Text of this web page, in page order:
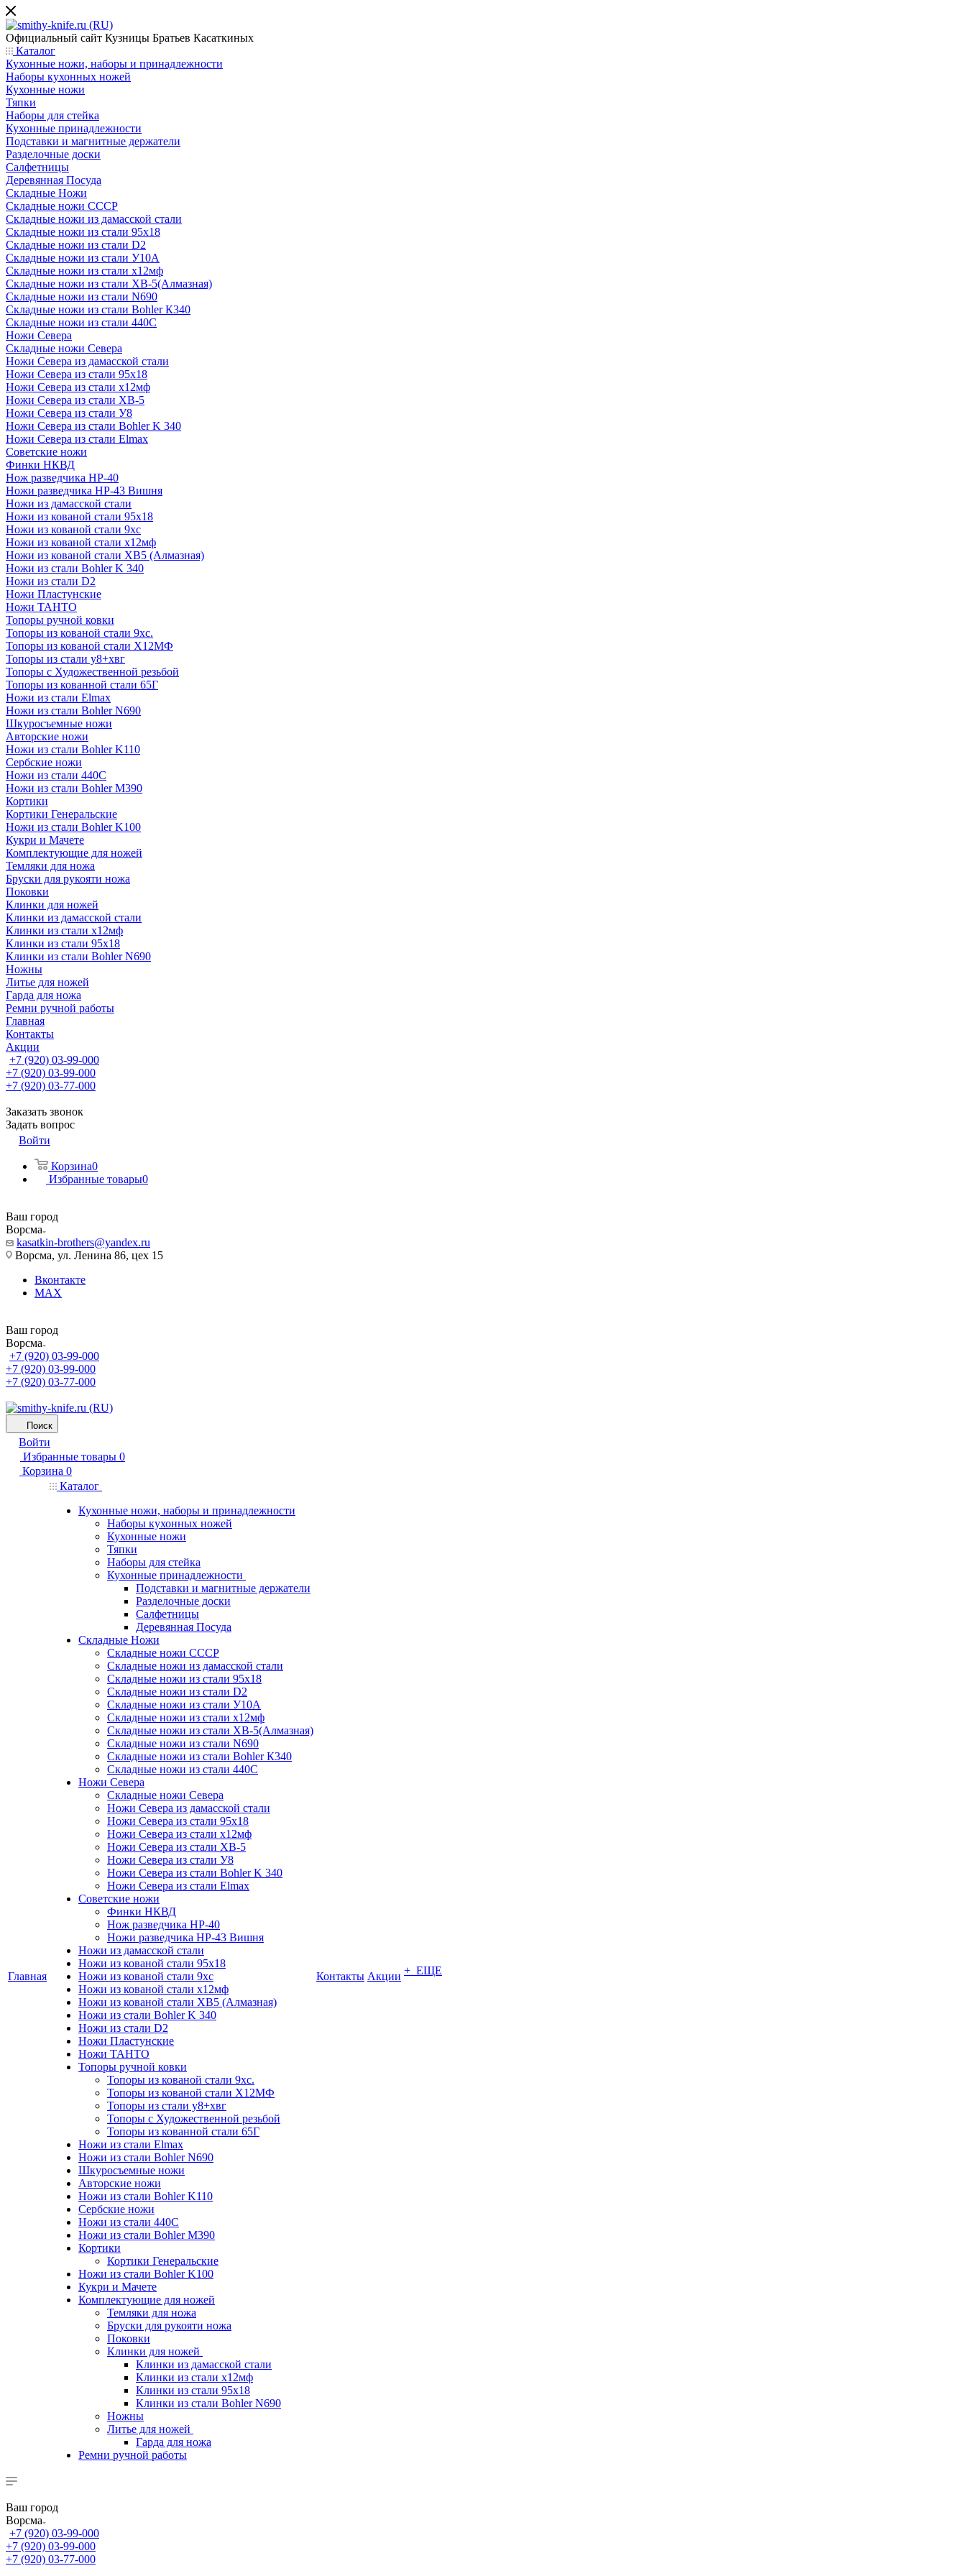
Официальный сайт Кузницы Братьев Касаткиных
Каталог
Кухонные ножи, наборы и принадлежности
Наборы кухонных ножей
Кухонные ножи
Тяпки
Наборы для стейка
Кухонные принадлежности
Подставки и магнитные держатели
Разделочные доски
Салфетницы
Деревянная Посуда
Складные Ножи
Cкладные ножи СССР
Складные ножи из дамасской стали
Складные ножи из стали 95х18
Складные ножи из стали D2
Складные ножи из стали У10А
Складные ножи из стали х12мф
Складные ножи из стали ХВ-5(Алмазная)
Складные ножи из стали N690
Складные ножи из стали Bohler К340
Складные ножи из стали 440С
Ножи Севера
Складные ножи Севера
Ножи Севера из дамасской стали
Ножи Севера из стали 95х18
Ножи Севера из стали х12мф
Ножи Севера из стали ХВ-5
Ножи Севера из стали У8
Ножи Севера из стали Bohler K 340
Ножи Севера из стали Elmax
Советские ножи
Финки НКВД
Нож разведчика НР-40
Ножи разведчика НР-43 Вишня
Ножи из дамасской стали
Ножи из кованой стали 95х18
Ножи из кованой стали 9хс
Ножи из кованой стали х12мф
Ножи из кованой стали ХВ5 (Алмазная)
Ножи из стали Bohler K 340
Ножи из стали D2
Ножи Пластунские
Ножи ТАНТО
Топоры ручной ковки
Топоры из кованой стали 9хс.
Топоры из кованой стали Х12МФ
Топоры из стали у8+хвг
Топоры с Художественной резьбой
Топоры из кованной стали 65Г
Ножи из стали Elmax
Ножи из стали Bohler N690
Шкуросъемные ножи
Авторские ножи
Ножи из стали Bohler K110
Сербские ножи
Ножи из стали 440С
Ножи из стали Bohler M390
Кортики
Кортики Генеральские
Ножи из стали Bohler K100
Кукри и Мачете
Комплектующие для ножей
Темляки для ножа
Бруски для рукояти ножа
Поковки
Клинки для ножей
Клинки из дамасской стали
Клинки из стали х12мф
Клинки из стали 95х18
Клинки из стали Bohler N690
Ножны
Литье для ножей
Гарда для ножа
Ремни ручной работы
Главная
Контакты
Акции
+7 (920) 03-99-000
+7 (920) 03-99-000
+7 (920) 03-77-000
Заказать звонок
Задать вопрос
Войти
Корзина0
Избранные товары0
Ваш город
Ворсма
kasatkin-brothers@yandex.ru
Ворсма, ул. Ленина 86, цех 15
Вконтакте
MAX
Ваш город
Ворсма
+7 (920) 03-99-000
+7 (920) 03-99-000
+7 (920) 03-77-000
Поиск
Войти
Избранные товары 0
Корзина 0
Главная
Каталог
Кухонные ножи, наборы и принадлежности
Наборы кухонных ножей
Кухонные ножи
Тяпки
Наборы для стейка
Кухонные принадлежности
Подставки и магнитные держатели
Разделочные доски
Салфетницы
Деревянная Посуда
Складные Ножи
Cкладные ножи СССР
Складные ножи из дамасской стали
Складные ножи из стали 95х18
Складные ножи из стали D2
Складные ножи из стали У10А
Складные ножи из стали х12мф
Складные ножи из стали ХВ-5(Алмазная)
Складные ножи из стали N690
Складные ножи из стали Bohler К340
Складные ножи из стали 440С
Ножи Севера
Складные ножи Севера
Ножи Севера из дамасской стали
Ножи Севера из стали 95х18
Ножи Севера из стали х12мф
Ножи Севера из стали ХВ-5
Ножи Севера из стали У8
Ножи Севера из стали Bohler K 340
Ножи Севера из стали Elmax
Советские ножи
Финки НКВД
Нож разведчика НР-40
Ножи разведчика НР-43 Вишня
Ножи из дамасской стали
Ножи из кованой стали 95х18
Ножи из кованой стали 9хс
Ножи из кованой стали х12мф
Ножи из кованой стали ХВ5 (Алмазная)
Ножи из стали Bohler K 340
Ножи из стали D2
Ножи Пластунские
Ножи ТАНТО
Топоры ручной ковки
Топоры из кованой стали 9хс.
Топоры из кованой стали Х12МФ
Топоры из стали у8+хвг
Топоры с Художественной резьбой
Топоры из кованной стали 65Г
Ножи из стали Elmax
Ножи из стали Bohler N690
Шкуросъемные ножи
Авторские ножи
Ножи из стали Bohler K110
Сербские ножи
Ножи из стали 440С
Ножи из стали Bohler M390
Кортики
Кортики Генеральские
Ножи из стали Bohler K100
Кукри и Мачете
Комплектующие для ножей
Темляки для ножа
Бруски для рукояти ножа
Поковки
Клинки для ножей
Клинки из дамасской стали
Клинки из стали х12мф
Клинки из стали 95х18
Клинки из стали Bohler N690
Ножны
Литье для ножей
Гарда для ножа
Ремни ручной работы
Контакты Акции + ЕЩЕ
Ваш город
Ворсма
+7 (920) 03-99-000
+7 (920) 03-99-000
+7 (920) 03-77-000